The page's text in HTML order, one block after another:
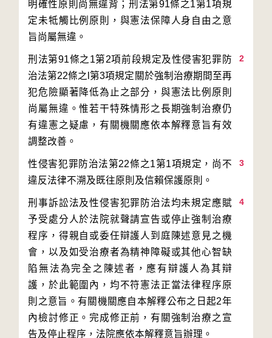
明確性原則尚無違背；刑法第91條之1第1項規
定未牴觸比例原則，與憲法保障人身自由之意
2
刑法第91條之1第2項前段規定及性侵害犯罪防
治法第22條之l第3項規定關於強制治療期間至再
犯危險顯著降低為止之部分，與憲法比例原則
尚屬無違。惟若干特殊情形之長期強制治療仍
有違憲之疑慮，有關機關應依本解釋意旨有效
3
性侵害犯罪防治法第22條之1第1項規定，尚不
4
刑事訴訟法及性侵害犯罪防治法均未規定應賦
予受處分人於法院就聲請宣告或停止強制治療
程序，得親自或委任辯護人到庭陳述意見之機
會，以及如受治療者為精神障礙或其他心智缺
陷無法為完全之陳述者，應有辯護人為其辯
護，於此範圍內，均不符憲法正當法律程序原
則之意旨。有關機關應自本解釋公布之日起2年
內檢討修正。完成修正前，有關強制治療之宣